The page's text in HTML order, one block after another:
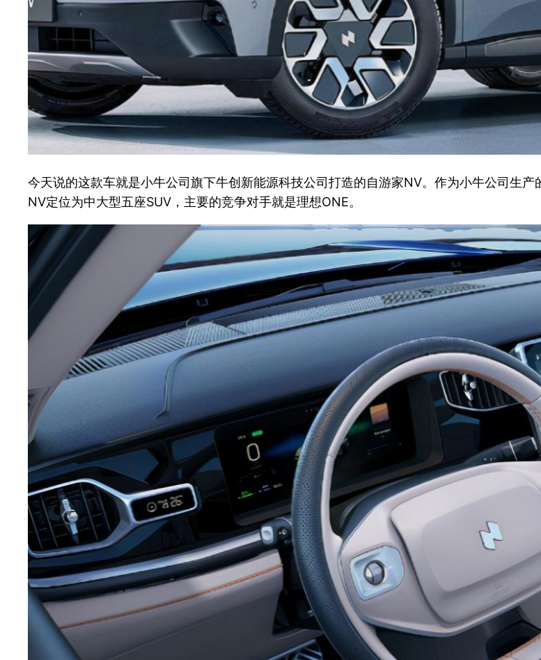
今天说的这款车就是小牛公司旗下牛创新能源科技公司打造的自游家NV。作为小牛公司生
NV定位为中大型五座SUV，主要的竞争对手就是理想ONE。